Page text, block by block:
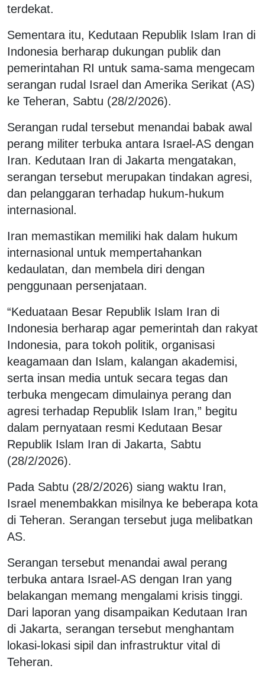
terdekat.
Sementara itu, Kedutaan Republik Islam Iran di
Indonesia berharap dukungan publik dan
pemerintahan RI untuk sama-sama mengecam
serangan rudal Israel dan Amerika Serikat (AS)
ke Teheran, Sabtu (28/2/2026).
Serangan rudal tersebut menandai babak awal
perang militer terbuka antara Israel-AS dengan
Iran. Kedutaan Iran di Jakarta mengatakan,
serangan tersebut merupakan tindakan agresi,
dan pelanggaran terhadap hukum-hukum
internasional.
Iran memastikan memiliki hak dalam hukum
internasional untuk mempertahankan
kedaulatan, dan membela diri dengan
penggunaan persenjataan.
“Keduataan Besar Republik Islam Iran di
Indonesia berharap agar pemerintah dan rakyat
Indonesia, para tokoh politik, organisasi
keagamaan dan Islam, kalangan akademisi,
serta insan media untuk secara tegas dan
terbuka mengecam dimulainya perang dan
agresi terhadap Republik Islam Iran,” begitu
dalam pernyataan resmi Kedutaan Besar
Republik Islam Iran di Jakarta, Sabtu
(28/2/2026).
Pada Sabtu (28/2/2026) siang waktu Iran,
Israel menembakkan misilnya ke beberapa kota
di Teheran. Serangan tersebut juga melibatkan
AS.
Serangan tersebut menandai awal perang
terbuka antara Israel-AS dengan Iran yang
belakangan memang mengalami krisis tinggi.
Dari laporan yang disampaikan Kedutaan Iran
di Jakarta, serangan tersebut menghantam
lokasi-lokasi sipil dan infrastruktur vital di
Teheran.